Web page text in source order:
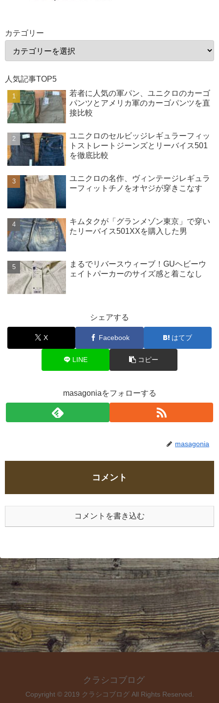
カテゴリー
人気記事TOP5
若者に人気の軍パン、ユニクロのカーゴ
パンツとアメリカ軍のカーゴパンツを直
接比較
ユニクロのセルビッジレギュラーフィッ
トストレートジーンズとリーバイス501
を徹底比較
ユニクロの名作、ヴィンテージレギュラ
ーフィットチノをオヤジが穿きこなす
キムタクが「グランメゾン東京」で穿い
たリーバイス501XXを購入した男
まるでリバースウィーブ！GUヘビーウ
ェイトパーカーのサイズ感と着こなし
シェアする
X Facebook はてブ
LINE コピー
masagoniaをフォローする
masagonia
コメント
コメントを書き込む
クラシコブログ
Copyright © 2019 クラシコブログ All Rights Reserved.